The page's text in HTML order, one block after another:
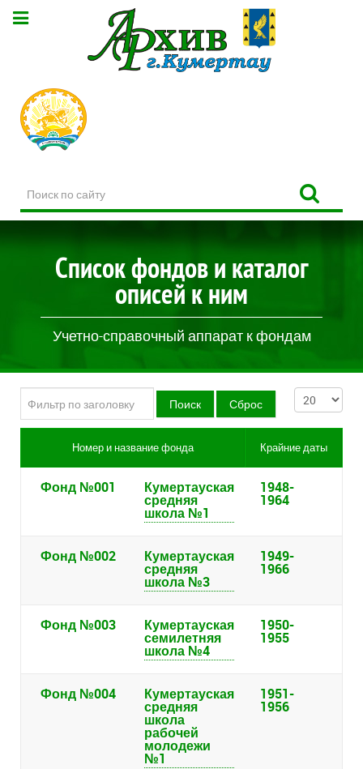
по
сайту
Список фондов и каталог
описей к ним
Учетно-справочный аппарат к фондам
Кол-во строк:
Номер и название фонда Крайние даты
Фонд №001 Кумертауская
средняя
школа №1
1948-
1964
Фонд №002 Кумертауская
средняя
школа №3
1949-
1966
Фонд №003 Кумертауская
семилетняя
школа №4
1950-
1955
Фонд №004 Кумертауская
средняя
школа
рабочей
молодежи
№1
1951-
1956